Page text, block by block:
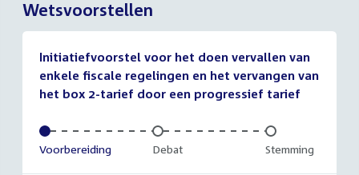
Wetsvoorstellen
Initiatiefvoorstel voor het doen vervallen van
enkele fiscale regelingen en het vervangen van
het box 2-tarief door een progressief tarief
Voltooid:
Voorbereiding Onvoltooid:
Debat Onvoltooid:
Stemming